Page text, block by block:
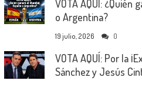
VOTA AQUÍ: ¿Quién
o Argentina?
19 julio, 2026 0
VOTA AQUÍ: Por la
Sánchez y Jesús